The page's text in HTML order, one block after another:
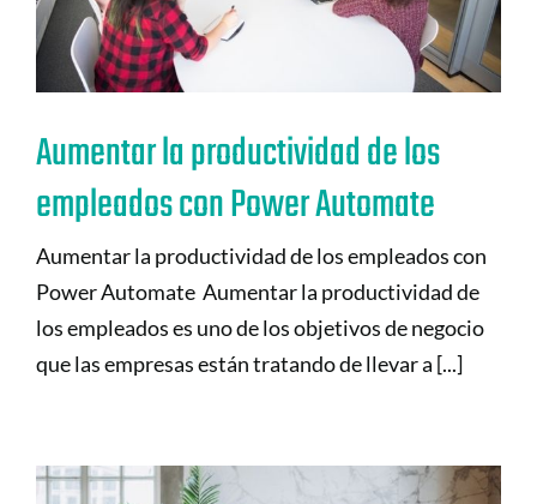
Aumentar la productividad de los
empleados con Power Automate
Aumentar la productividad de los empleados con
Power Automate Aumentar la productividad de
los empleados es uno de los objetivos de negocio
que las empresas están tratando de llevar a [...]